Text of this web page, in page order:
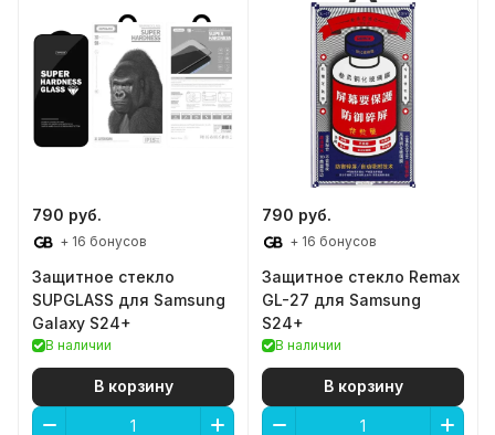
790 руб.
+ 16 бонусов
Защитное стекло
SUPGLASS для Samsung
Galaxy S24+
В наличии
В корзину
790 руб.
+ 16 бонусов
Защитное стекло Remax
GL-27 для Samsung
S24+
В наличии
В корзину